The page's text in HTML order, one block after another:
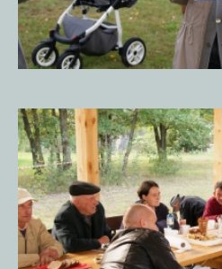
Piknik Historyczny